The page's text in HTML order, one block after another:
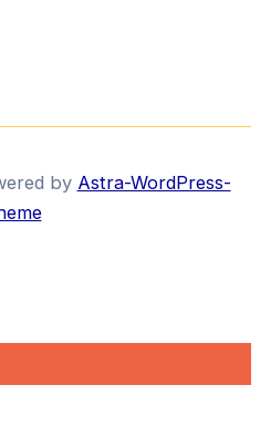
by Astra-WordPress-